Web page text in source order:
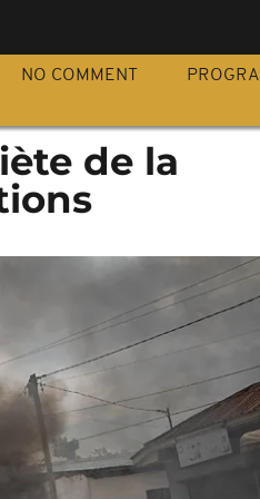
NO COMMENT
de la